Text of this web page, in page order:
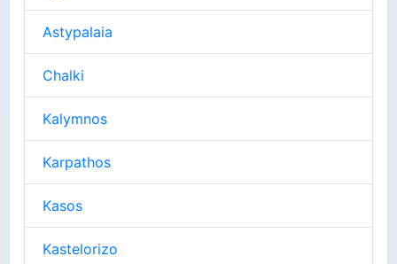
Astypalaia
Chalki
Kalymnos
Karpathos
Kasos
Kastelorizo